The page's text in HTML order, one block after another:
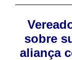
sobre
aliança